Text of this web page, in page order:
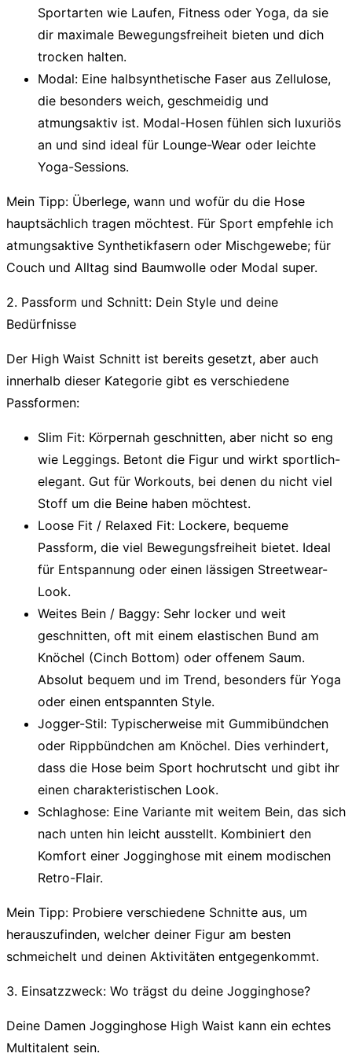
Sportarten wie Laufen, Fitness oder Yoga, da sie
dir maximale Bewegungsfreiheit bieten und dich
trocken halten.
Modal: Eine halbsynthetische Faser aus Zellulose,
die besonders weich, geschmeidig und
atmungsaktiv ist. Modal-Hosen fühlen sich luxuriös
an und sind ideal für Lounge-Wear oder leichte
Yoga-Sessions.
Mein Tipp: Überlege, wann und wofür du die Hose
hauptsächlich tragen möchtest. Für Sport empfehle ich
atmungsaktive Synthetikfasern oder Mischgewebe; für
Couch und Alltag sind Baumwolle oder Modal super.
2. Passform und Schnitt: Dein Style und deine
Bedürfnisse
Der High Waist Schnitt ist bereits gesetzt, aber auch
innerhalb dieser Kategorie gibt es verschiedene
Passformen:
Slim Fit: Körpernah geschnitten, aber nicht so eng
wie Leggings. Betont die Figur und wirkt sportlich-
elegant. Gut für Workouts, bei denen du nicht viel
Stoff um die Beine haben möchtest.
Loose Fit / Relaxed Fit: Lockere, bequeme
Passform, die viel Bewegungsfreiheit bietet. Ideal
für Entspannung oder einen lässigen Streetwear-
Look.
Weites Bein / Baggy: Sehr locker und weit
geschnitten, oft mit einem elastischen Bund am
Knöchel (Cinch Bottom) oder offenem Saum.
Absolut bequem und im Trend, besonders für Yoga
oder einen entspannten Style.
Jogger-Stil: Typischerweise mit Gummibündchen
oder Rippbündchen am Knöchel. Dies verhindert,
dass die Hose beim Sport hochrutscht und gibt ihr
einen charakteristischen Look.
Schlaghose: Eine Variante mit weitem Bein, das sich
nach unten hin leicht ausstellt. Kombiniert den
Komfort einer Jogginghose mit einem modischen
Retro-Flair.
Mein Tipp: Probiere verschiedene Schnitte aus, um
herauszufinden, welcher deiner Figur am besten
schmeichelt und deinen Aktivitäten entgegenkommt.
3. Einsatzzweck: Wo trägst du deine Jogginghose?
Deine Damen Jogginghose High Waist kann ein echtes
Multitalent sein.